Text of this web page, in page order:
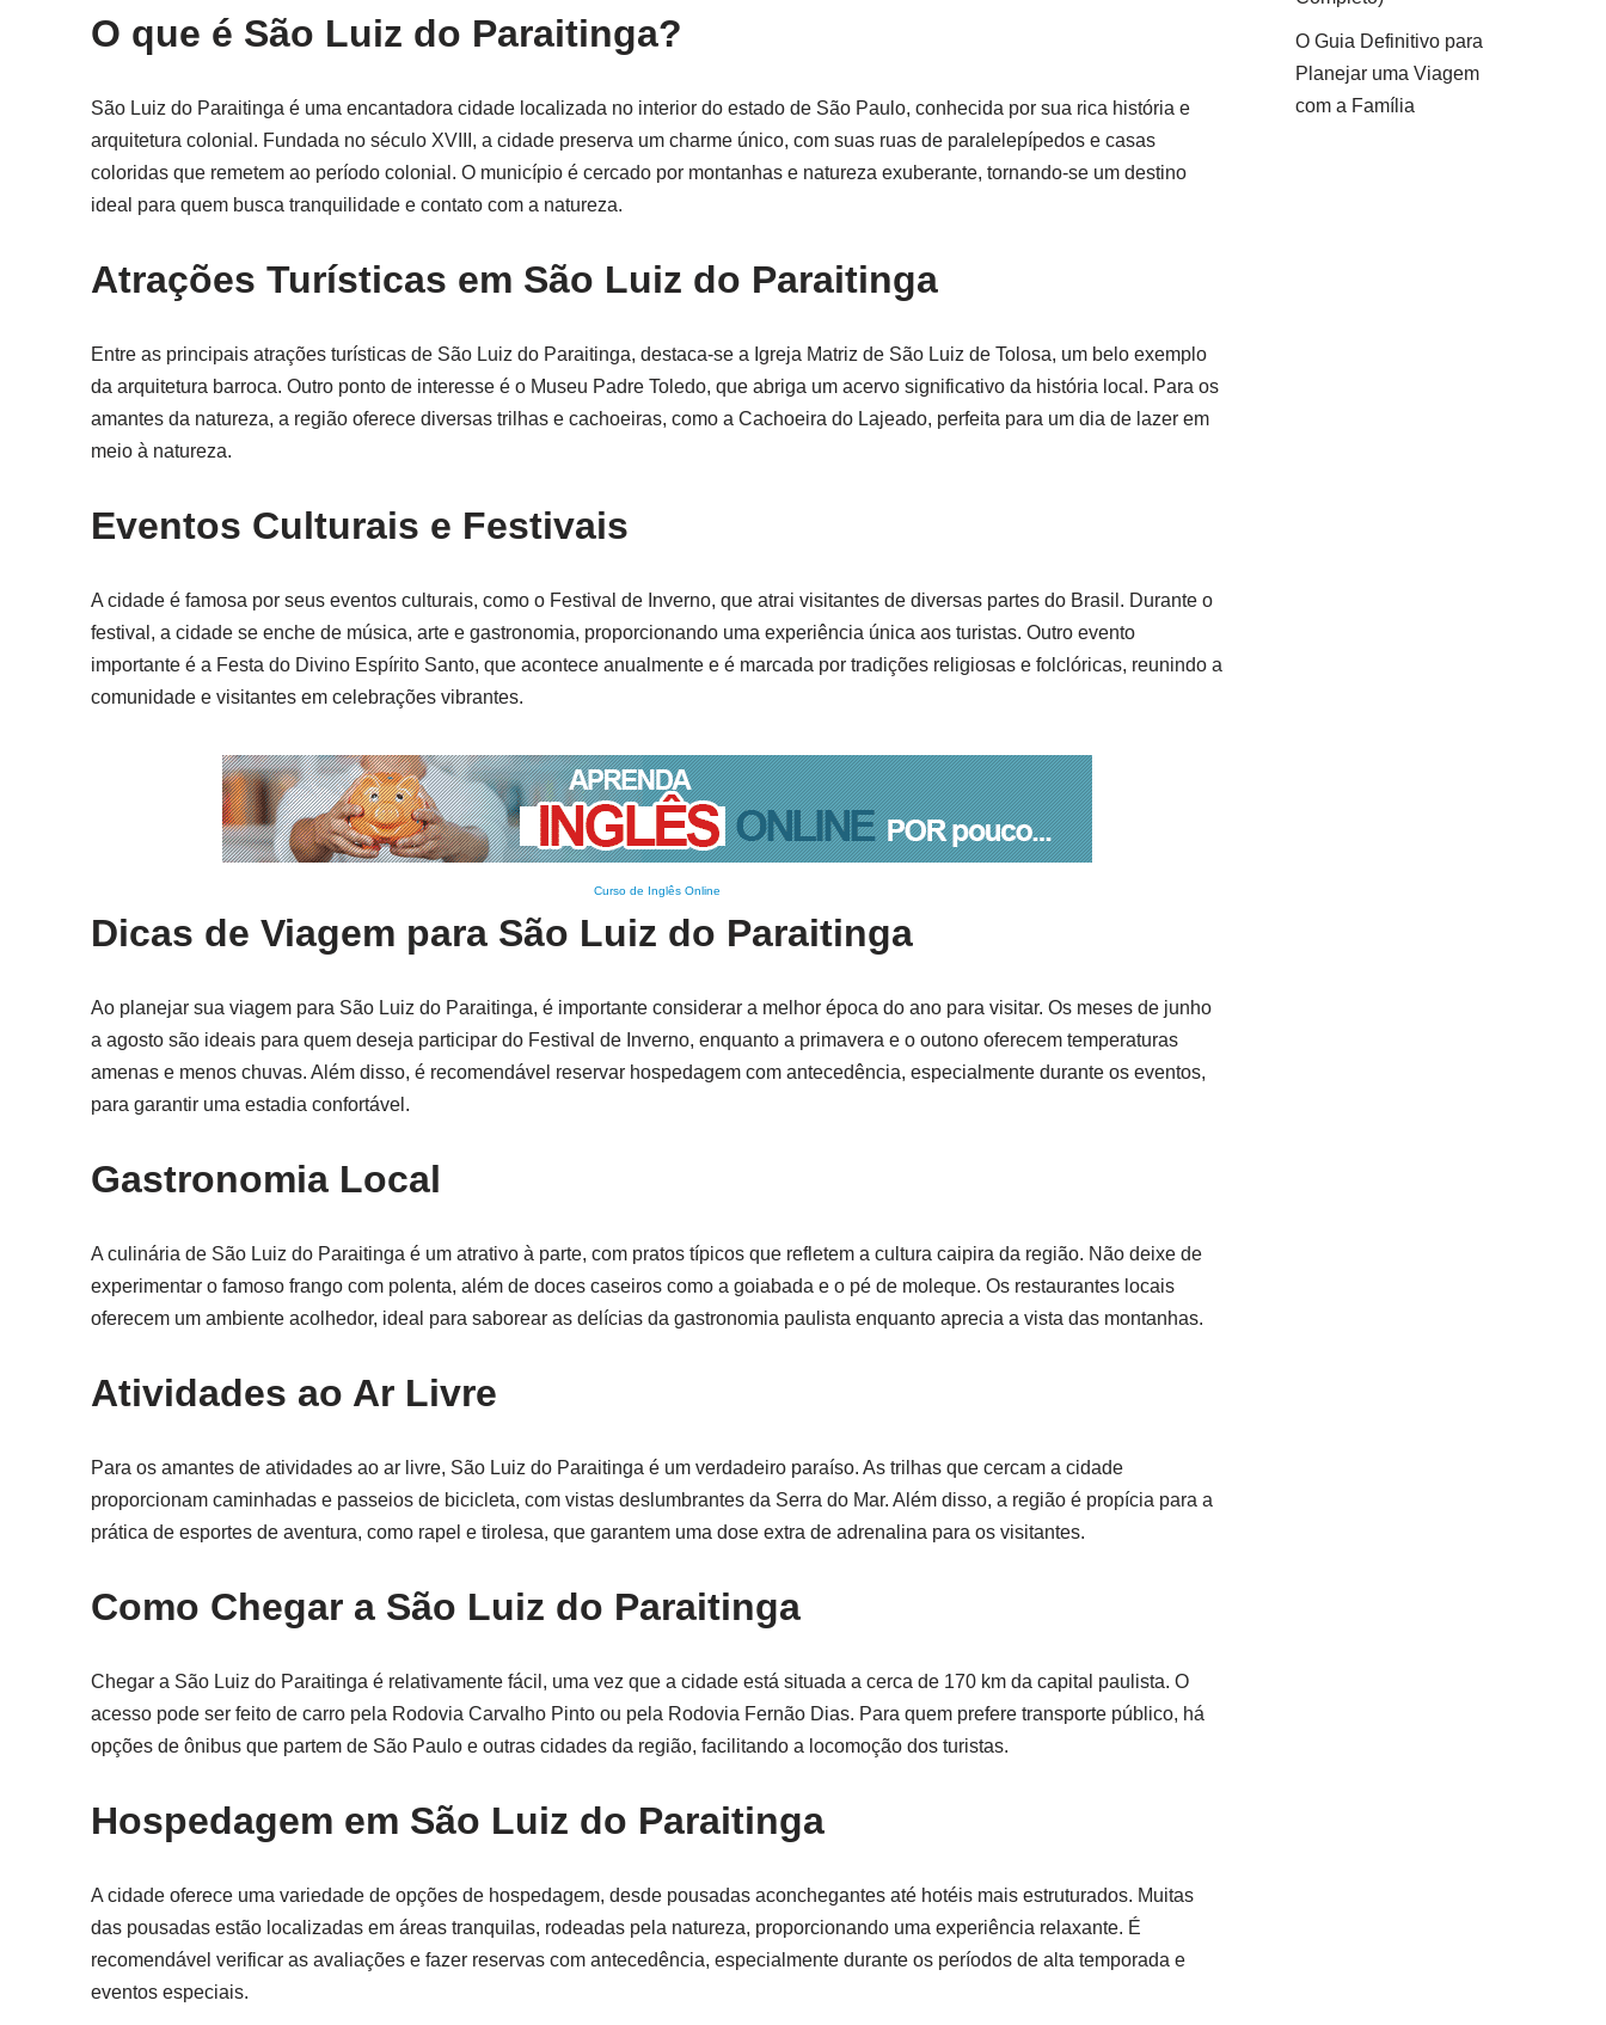
O que é São Luiz do Paraitinga?
São Luiz do Paraitinga é uma encantadora cidade localizada no interior do estado de São Paulo, conhecida por sua rica história e
arquitetura colonial. Fundada no século XVIII, a cidade preserva um charme único, com suas ruas de paralelepípedos e casas
coloridas que remetem ao período colonial. O município é cercado por montanhas e natureza exuberante, tornando-se um destino
ideal para quem busca tranquilidade e contato com a natureza.
Atrações Turísticas em São Luiz do Paraitinga
Entre as principais atrações turísticas de São Luiz do Paraitinga, destaca-se a Igreja Matriz de São Luiz de Tolosa, um belo exemplo
da arquitetura barroca. Outro ponto de interesse é o Museu Padre Toledo, que abriga um acervo significativo da história local. Para os
amantes da natureza, a região oferece diversas trilhas e cachoeiras, como a Cachoeira do Lajeado, perfeita para um dia de lazer em
meio à natureza.
Eventos Culturais e Festivais
A cidade é famosa por seus eventos culturais, como o Festival de Inverno, que atrai visitantes de diversas partes do Brasil. Durante o
festival, a cidade se enche de música, arte e gastronomia, proporcionando uma experiência única aos turistas. Outro evento
importante é a Festa do Divino Espírito Santo, que acontece anualmente e é marcada por tradições religiosas e folclóricas, reunindo a
comunidade e visitantes em celebrações vibrantes.
Curso de Inglês Online
Dicas de Viagem para São Luiz do Paraitinga
Ao planejar sua viagem para São Luiz do Paraitinga, é importante considerar a melhor época do ano para visitar. Os meses de junho
a agosto são ideais para quem deseja participar do Festival de Inverno, enquanto a primavera e o outono oferecem temperaturas
amenas e menos chuvas. Além disso, é recomendável reservar hospedagem com antecedência, especialmente durante os eventos,
para garantir uma estadia confortável.
Gastronomia Local
A culinária de São Luiz do Paraitinga é um atrativo à parte, com pratos típicos que refletem a cultura caipira da região. Não deixe de
experimentar o famoso frango com polenta, além de doces caseiros como a goiabada e o pé de moleque. Os restaurantes locais
oferecem um ambiente acolhedor, ideal para saborear as delícias da gastronomia paulista enquanto aprecia a vista das montanhas.
Atividades ao Ar Livre
Para os amantes de atividades ao ar livre, São Luiz do Paraitinga é um verdadeiro paraíso. As trilhas que cercam a cidade
proporcionam caminhadas e passeios de bicicleta, com vistas deslumbrantes da Serra do Mar. Além disso, a região é propícia para a
prática de esportes de aventura, como rapel e tirolesa, que garantem uma dose extra de adrenalina para os visitantes.
Como Chegar a São Luiz do Paraitinga
Chegar a São Luiz do Paraitinga é relativamente fácil, uma vez que a cidade está situada a cerca de 170 km da capital paulista. O
acesso pode ser feito de carro pela Rodovia Carvalho Pinto ou pela Rodovia Fernão Dias. Para quem prefere transporte público, há
opções de ônibus que partem de São Paulo e outras cidades da região, facilitando a locomoção dos turistas.
Hospedagem em São Luiz do Paraitinga
A cidade oferece uma variedade de opções de hospedagem, desde pousadas aconchegantes até hotéis mais estruturados. Muitas
das pousadas estão localizadas em áreas tranquilas, rodeadas pela natureza, proporcionando uma experiência relaxante. É
recomendável verificar as avaliações e fazer reservas com antecedência, especialmente durante os períodos de alta temporada e
eventos especiais.
O Guia Definitivo para
Planejar uma Viagem
com a Família